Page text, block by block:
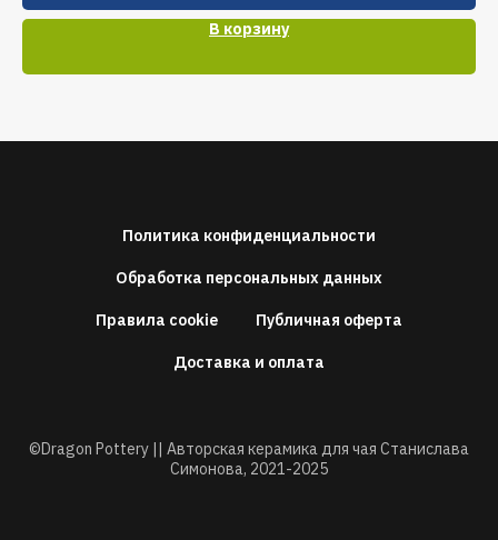
В корзину
Политика конфиденциальности
Обработка персональных данных
Правила cookie Публичная оферта
Доставка и оплата
©Dragon Pottery || Авторская керамика для чая Станислава
Симонова, 2021-2025